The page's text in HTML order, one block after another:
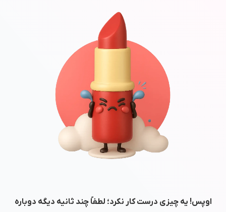
اوپس! یه چیزی درست کار نکرد؛ لطفاً چند ثانیه دیگه دوباره